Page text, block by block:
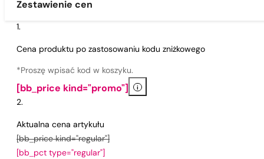
Zestawienie cen
Cena produktu po zastosowaniu kodu zniżkowego
*Proszę wpisać kod w koszyku.
[bb_price kind="promo"] i
Aktualna cena artykułu
[bb_price kind="regular"]
[bb_pct type="regular"]